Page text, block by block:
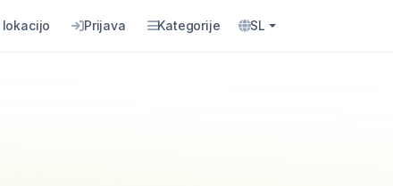
lokacijo Prijava Kategorije SL